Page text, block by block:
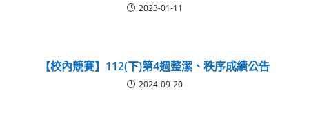
2023-01-11
【校內競賽】112(下)第4週整潔、秩序成績公告
2024-09-20